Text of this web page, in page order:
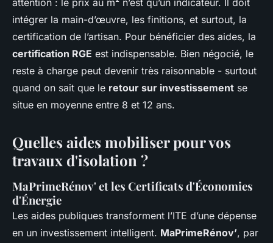
attention : le prix au m² n’est qu’un indicateur. Il doit
intégrer la main-d’œuvre, les finitions, et surtout, la
certification de l’artisan. Pour bénéficier des aides, la
certification RGE est indispensable. Bien négocié, le
reste à charge peut devenir très raisonnable - surtout
quand on sait que le retour sur investissement se
situe en moyenne entre 8 et 12 ans.
Quelles aides mobiliser pour vos
travaux d'isolation ?
MaPrimeRénov' et les Certificats d'Économies
d'Énergie
Les aides publiques transforment l’ITE d’une dépense
en un investissement intelligent. MaPrimeRénov’, par